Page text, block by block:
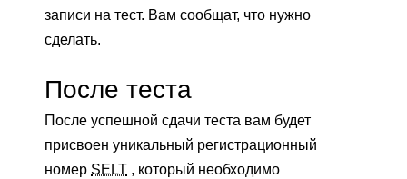
записи на тест. Вам сообщат, что нужно
сделать.
После теста
После успешной сдачи теста вам будет
присвоен уникальный регистрационный
номер SELT , который необходимо